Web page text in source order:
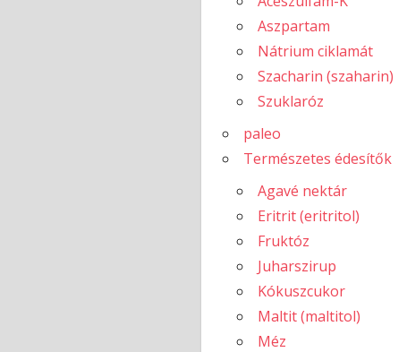
Aszpartam
Nátrium ciklamát
Szacharin (szaharin)
Szuklaróz
paleo
Természetes édesítők
Agavé nektár
Eritrit (eritritol)
Fruktóz
Juharszirup
Kókuszcukor
Maltit (maltitol)
Méz